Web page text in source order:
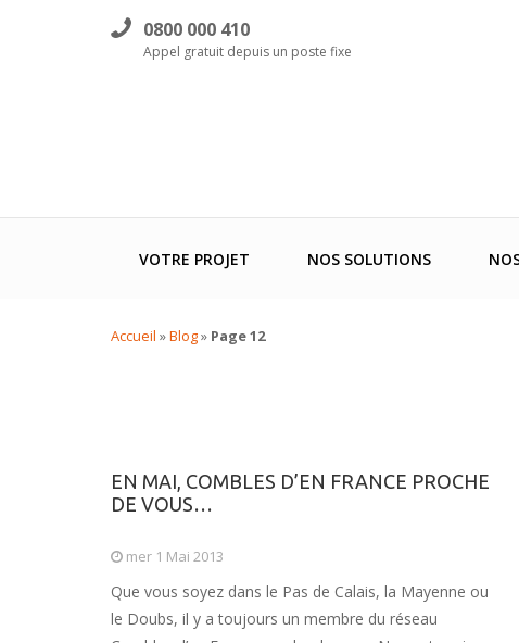
0800 000 410
Appel gratuit depuis un poste fixe
VOTRE PROJET NOS SOLUTIONS
Accueil »Blog» Page 12
EN MAI, COMBLES D’EN FRANCE PROCHE
DE VOUS…
mer 1 Mai 2013
Que vous soyez dans le Pas de Calais, la Mayenne ou
le Doubs, il y a toujours un membre du réseau